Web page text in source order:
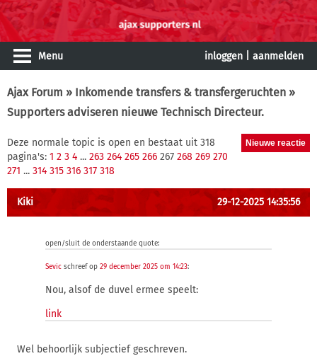
Menu inloggen aanmelden
Ajax Forum » Inkomende transfers & transfergeruchten »
Supporters adviseren nieuwe Technisch Directeur.
Deze normale topic is open en bestaat uit 318
pagina's: 1 2 3 4 ... 263 264 265 266 267 268 269 270
271 ... 314 315 316 317 318
Kiki 29-12-2025 14:35:56
open/sluit de onderstaande quote:
Sevic schreef op 29 december 2025 om 14:23:
Nou, alsof de duvel ermee speelt:
link
Wel behoorlijk subjectief geschreven.